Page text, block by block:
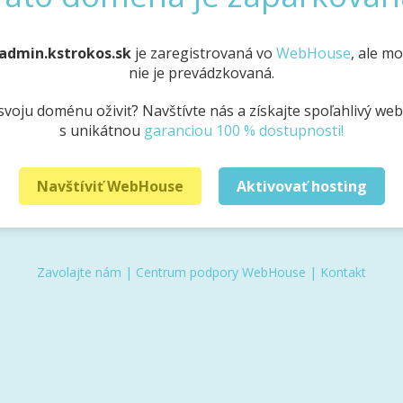
admin.kstrokos.skje zaregistrovaná vo WebHouse, ale
nie je prevádzkovaná.
doménu oživiť? Navštívte nás a získajte spoľahlivý
s unikátnou garanciou 100 % dostupnosti!
Navštíviť WebHouse Aktivovať hosting
Zavolajte nám | Centrum podpory WebHouse | Kontakt